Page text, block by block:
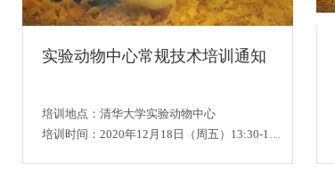
实验动物中心常规技术培训通知
培训地点：清华大学实验动物中心